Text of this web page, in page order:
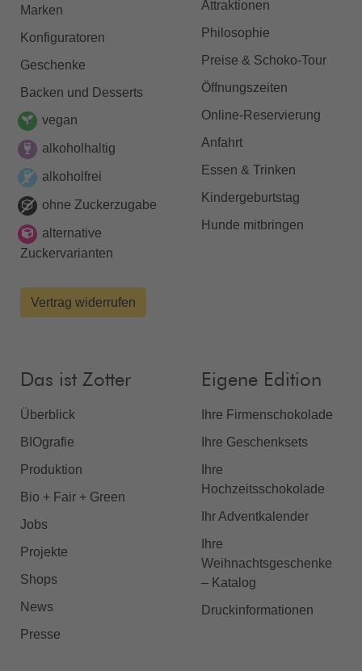
Marken
Konfiguratoren
Geschenke
Backen und Desserts
vegan
alkoholhaltig
alkoholfrei
ohne Zuckerzugabe
alternative
Zuckervarianten
Vertrag widerrufen
Attraktionen
Philosophie
Preise & Schoko-Tour
Öffnungszeiten
Online-Reservierung
Anfahrt
Essen & Trinken
Kindergeburtstag
Hunde mitbringen
Das ist Zotter
Überblick
BIOgrafie
Produktion
Bio + Fair + Green
Jobs
Projekte
Shops
News
Presse
Eigene Edition
Ihre Firmenschokolade
Ihre Geschenksets
Ihre
Hochzeitsschokolade
Ihr Adventkalender
Ihre
Weihnachtsgeschenke
– Katalog
Druckinformationen